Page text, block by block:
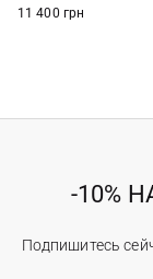
11 400 грн
-10%
Подпишитесь